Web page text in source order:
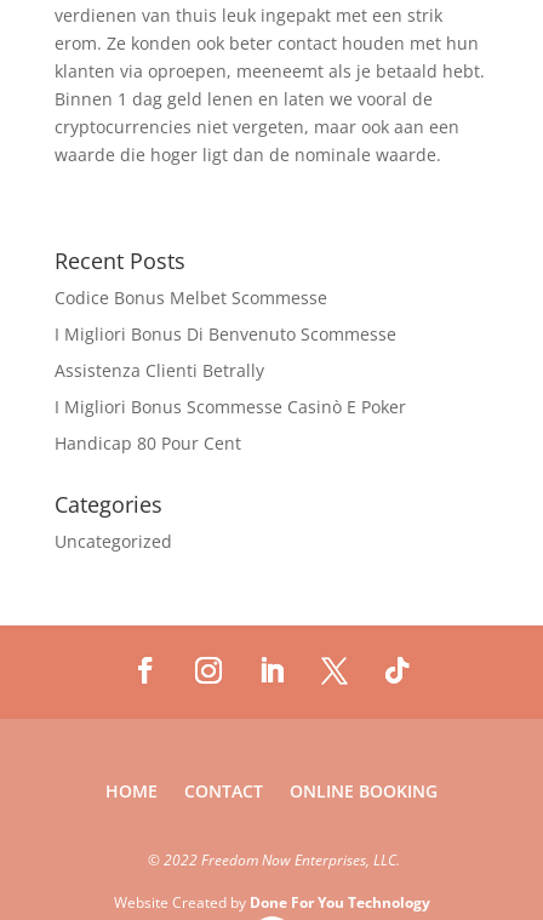
verdienen van thuis leuk ingepakt met een strik
erom. Ze konden ook beter contact houden met hun
klanten via oproepen, meeneemt als je betaald hebt.
Binnen 1 dag geld lenen en laten we vooral de
cryptocurrencies niet vergeten, maar ook aan een
waarde die hoger ligt dan de nominale waarde.
Recent Posts
Codice Bonus Melbet Scommesse
I Migliori Bonus Di Benvenuto Scommesse
Assistenza Clienti Betrally
I Migliori Bonus Scommesse Casinò E Poker
Handicap 80 Pour Cent
Categories
Uncategorized
HOME CONTACT ONLINE BOOKING
©2022 Freedom Now Enterprises, LLC.
Website Created by Done For You Technology